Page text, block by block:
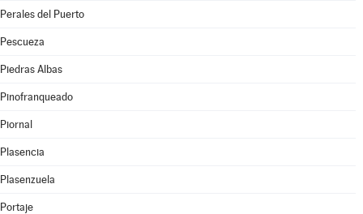
Perales del Puerto
Pescueza
Piedras Albas
Pinofranqueado
Piornal
Plasencia
Plasenzuela
Portaje